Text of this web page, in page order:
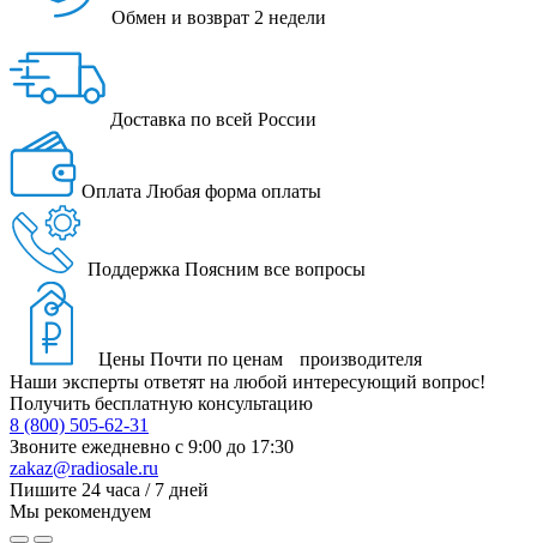
Обмен и возврат 2 недели
Доставка по всей России
Оплата Любая форма оплаты
Поддержка Поясним все вопросы
Цены Почти по ценам производителя
Наши эксперты ответят на любой интересующий вопрос!
Получить бесплатную консультацию
8 (800) 505-62-31
Звоните ежедневно с 9:00 до 17:30
zakaz@radiosale.ru
Пишите 24 часа / 7 дней
Мы рекомендуем